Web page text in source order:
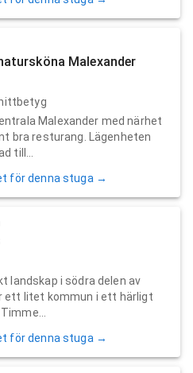
Malexander
Malexander med närhet
bra resturang. Lägenheten
till...
för denna stuga →
landskap i södra delen av
ett litet kommun i ett härligt
för denna stuga →